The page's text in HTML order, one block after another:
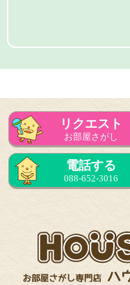
リクエスト
お部屋さがし
電話する
088-652-3016